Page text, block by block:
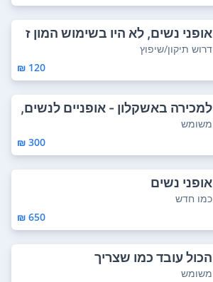
אופני נשים, לא היו בשימוש המון ז
מן צר...
דרוש תיקון/שיפוץ
120 ₪
למכירה באשקלון - אופניים לנשים,
כל המכאנ...
משומש
300 ₪
אופני נשים
כמו חדש
650 ₪
הכול עובד כמו שצריך
משומש